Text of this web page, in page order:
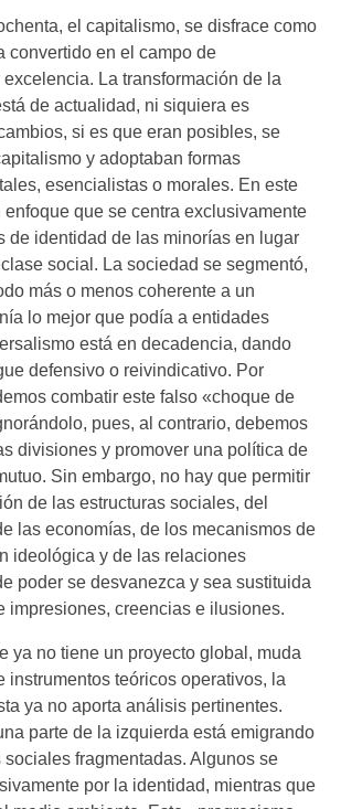
el capitalismo, se disfrace como
convertido en el campo de
La transformación de la
de actualidad, ni siquiera es
si es que eran posibles, se
y adoptaban formas
esencialistas o morales. En este
enfoque que se centra exclusivamente
de identidad de las minorías en lugar
social. La sociedad se segmentó,
más o menos coherente a un
lo mejor que podía a entidades
está en decadencia, dando
defensivo o reivindicativo. Por
combatir este falso «choque de
pues, al contrario, debemos
divisiones y promover una política de
Sin embargo, no hay que permitir
de las estructuras sociales, del
las economías, de los mecanismos de
ideológica y de las relaciones
poder se desvanezca y sea sustituida
impresiones, creencias e ilusiones.
ya no tiene un proyecto global, muda
instrumentos teóricos operativos, la
ya no aporta análisis pertinentes.
parte de la izquierda está emigrando
sociales fragmentadas. Algunos se
por la identidad, mientras que